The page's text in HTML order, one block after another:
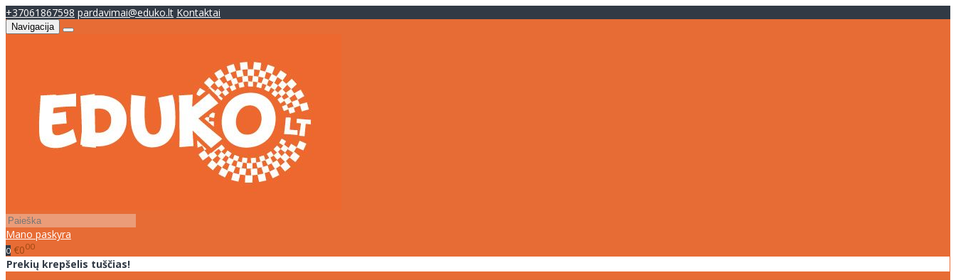
+37061867598 pardavimai@eduko.lt Kontaktai
Navigacija
Mano paskyra
0 €000
Prekių krepšelis tuščias!